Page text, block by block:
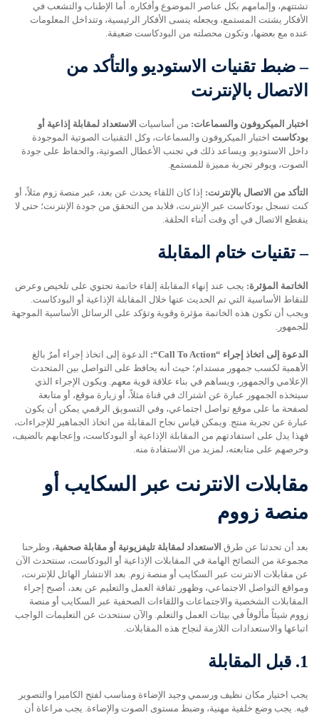
تشتتهم، وإلمامهم بكل عناصر الموضوع وأفكاره. أما الإطناب والتشعب في
الأفكار يشتت المستمع، ويجعله ينسى الأفكار الرئيسية، وتتداخل المعلومات
عنده مع بعضها، وتكون محصلته من البودكاست ضعيفة.
–ضبط تقنيات الاستوديو والتأكد من
الاتصال بالإنترنت
اختبار الميكروفون والسماعات: من أساسيات الاستعداد لمقابلة إذاعية أو
بودكاست اختبار الميكروفون والسماعات، وكل التقنيات الصوتية الموجودة
داخل الاستوديو. ويساعد ذلك في تجنب الأعطال الصوتية، والحفاظ على جودة
الصوت، ويوفر تجربة مميزة للمستمع.
التأكد من الاتصال بالإنترنت: إذا كان اللقاء يحدث عن بعد، عبر منصة زوم مثلاً، أو
كنت تسجل بودكاست عبر الإنترنت، فلابد من التحقق من جودة الإنترنت؛ حتى لا
ينقطع الاتصال في أي وقت أثناء الحلقة.
–تقنيات ختام المقابلة
الخاتمة المؤثرة: يجب عند إنهاء المقابلة إلقاء خاتمة تحتوي على تلخيص وعرض
للنقاط الأساسية التي تم الحديث عنها خلال المقابلة الإذاعية أو البودكاست.
ويجب أن تكون هذه الخاتمة مؤثرة وقوية وتؤكد على الرسائل الأساسية الموجهة
للجمهور.
الدعوة إلى اتخاذ إجراء “Call To Action
“
: الدعوة إلى اتخاذ إجراء أمرٌ بالغ
الأهمية لكسب جمهور مستدام؛ حيث أنه يحافظ على التواصل بين المتحدث
الإعلامي والجمهور، ويساهم في بناء علاقة قوية معهم. ويكون الإجراء الذي
سيتخذه الجمهور عبارة عن اشتراك في قناة مثلاً، أو زيارة موقع، أو متابعة
لصفحة ما على موقع تواصل اجتماعي، وفي التسويق الرقمي يمكن أن يكون
عبارة عن تجربة منتج. ويمكن قياس نجاح المقابلة من اتخاذ الجماهير للإجراءات،
فهذا يدل على استفادتهم من المقابلة الإذاعية أو البودكاست، وإعجابهم بالضيف،
وحرصهم على متابعته، لمزيد من الاستفادة منه.
مقابلات الانترنت عبر السكايب أو
منصة زووم
بعد أن تحدثنا عن طرق الاستعداد لمقابلة تليفزيونية أو مقابلة صحفية، وطرحنا
مجموعة من النصائح الهامة في المقابلات الإذاعية أو البودكاست، سنتحدث الآن
عن مقابلات الانترنت عبر السكايب أو منصة زوم. بعد الانتشار الهائل للإنترنت،
ومواقع التواصل الاجتماعي، وظهور ثقافة العمل والتعليم عن بعد، أصبح إجراء
المقابلات الشخصية والاجتماعات واللقاءات الصحفية عبر السكايب أو منصة
زووم شيئاً مألوفاً في بيئات العمل والتعلم. والآن سنتحدث عن التعليمات الواجب
اتباعها والاستعدادات اللازمة لنجاح هذه المقابلات.
1. قبل المقابلة
يجب اختيار مكان نظيف ورسمي وجيد الإضاءة ومناسب لفتح الكاميرا والتصوير
فيه. يجب وضع خلفية مهنية، وضبط مستوى الصوت والإضاءة. يجب مراعاة أن